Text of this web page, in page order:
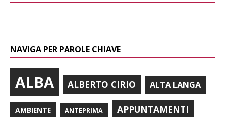
NAVIGA PER PAROLE CHIAVE
ALBA ALBERTO CIRIO ALTA LANGA
AMBIENTE ANTEPRIMA APPUNTAMENTI